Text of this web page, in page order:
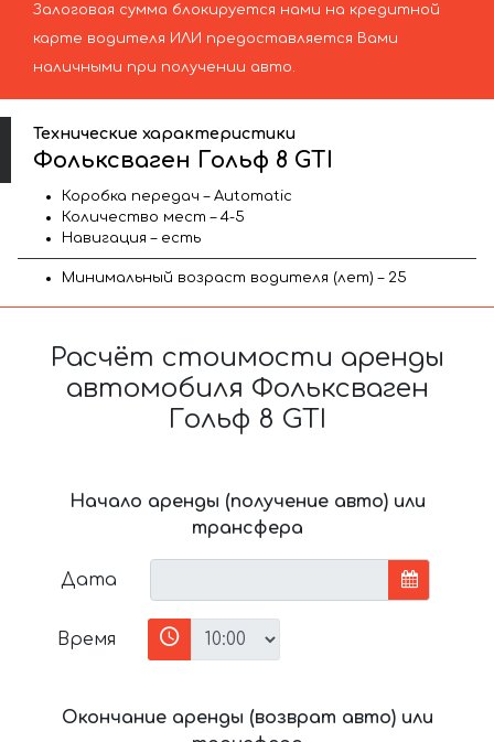
Залоговая сумма блокируется нами на кредитной
карте водителя ИЛИ предоставляется Вами
наличными при получении авто.
Технические характеристики
Фольксваген Гольф 8 GTI
Коробка передач – Automatic
Количество мест – 4-5
Навигация – есть
Минимальный возраст водителя (лет) – 25
Расчёт стоимости аренды
автомобиля Фольксваген
Гольф 8 GTI
Начало аренды (получение авто) или
трансфера
Дата
Время
Окончание аренды (возврат авто) или